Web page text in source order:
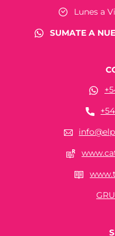
Lunes a
SUMATE A